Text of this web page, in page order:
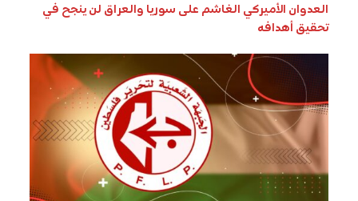
العدوان الأميركي الغاشم على سوريا والعراق لن ينجح في
تحقيق أهدافه